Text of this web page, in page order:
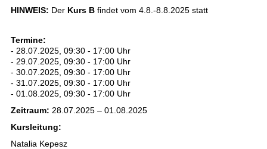
HINWEIS: Der Kurs Bfindet vom 4.8.-8.8.2025 statt
Termine:
- 28.07.2025, 09:30 - 17:00 Uhr
- 29.07.2025, 09:30 - 17:00 Uhr
- 30.07.2025, 09:30 - 17:00 Uhr
- 31.07.2025, 09:30 - 17:00 Uhr
- 01.08.2025, 09:30 - 17:00 Uhr
Zeitraum: 28.07.2025 – 01.08.2025
Kursleitung:
Natalia Kepesz